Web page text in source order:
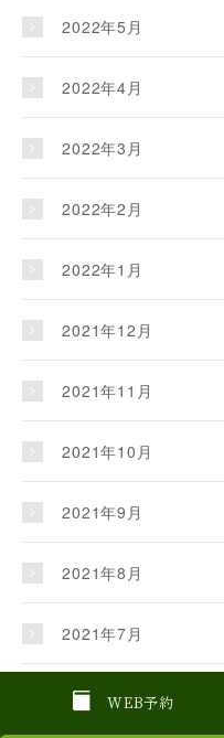
W EB予約
2022年5月
2022年4月
2022年3月
2022年2月
2022年1月
2021年12月
2021年11月
2021年10月
2021年9月
2021年8月
2021年7月
2021年6月